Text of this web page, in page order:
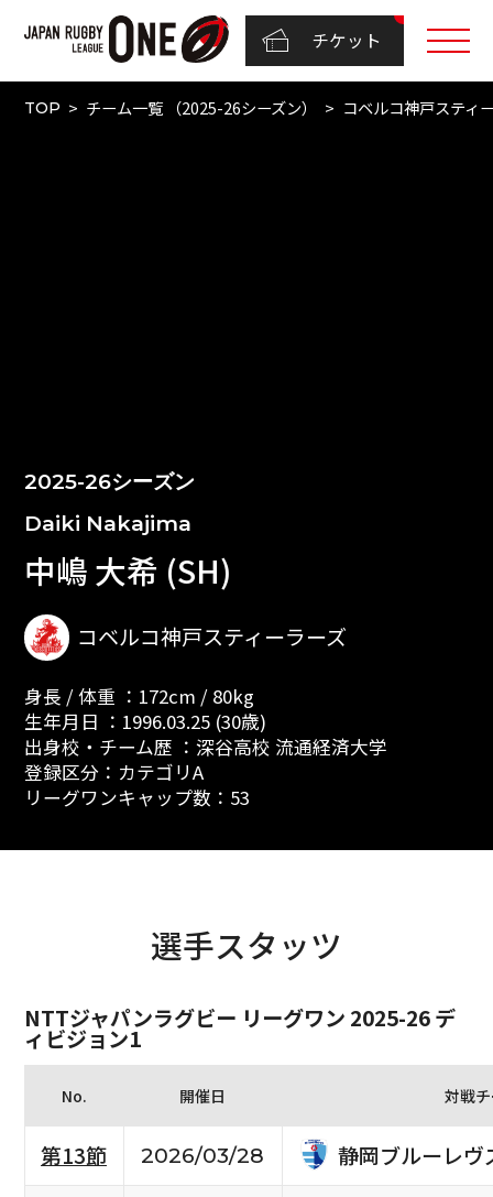
チケット
TOP チーム一覧 （2025-26シーズン） コベルコ神戸スティ
2025-26シーズン
Daiki Nakajima
中嶋 大希 (SH)
コベルコ神戸スティーラーズ
身長 / 体重 ：172cm / 80kg
生年月日 ：1996.03.25 (30歳)
出身校・チーム歴 ：深谷高校 流通経済大学
登録区分：カテゴリA
リーグワンキャップ数：53
選手スタッツ
NTTジャパンラグビー リーグワン 2025-26 デ
ィビジョン1
No. 開催日 対戦
第13節 2026/03/28
静岡ブルーレヴ